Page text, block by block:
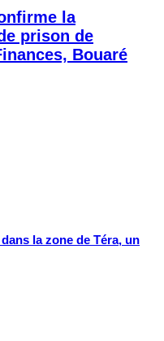
la
prison de
Bouaré
la zone de Téra, un